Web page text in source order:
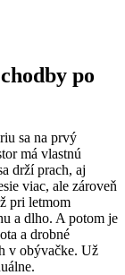
po
sa na prvý
má vlastnú
drží prach, aj
viac, ale zároveň
pri letmom
a dlho. A potom je
a drobné
v obývačke. Už